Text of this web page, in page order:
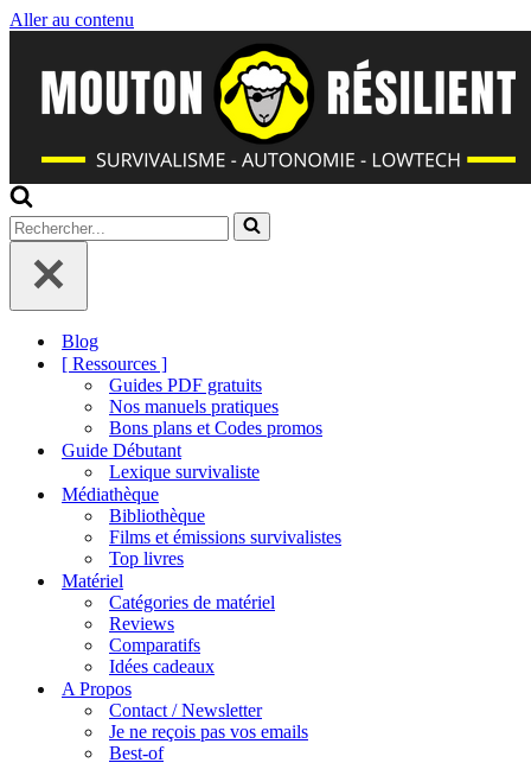
Aller au contenu
Rechercher...
Blog
[ Ressources ]
Guides PDF gratuits
Nos manuels pratiques
Bons plans et Codes promos
Guide Débutant
Lexique survivaliste
Médiathèque
Bibliothèque
Films et émissions survivalistes
Top livres
Matériel
Catégories de matériel
Reviews
Comparatifs
Idées cadeaux
A Propos
Contact / Newsletter
Je ne reçois pas vos emails
Best-of